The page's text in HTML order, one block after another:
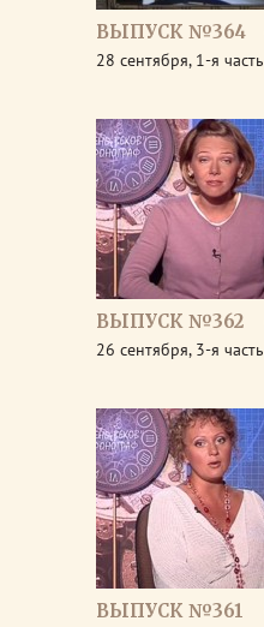
ВЫПУСК №364
28 сентября, 1-я часть
ВЫПУСК №362
26 сентября, 3-я часть
ВЫПУСК №361